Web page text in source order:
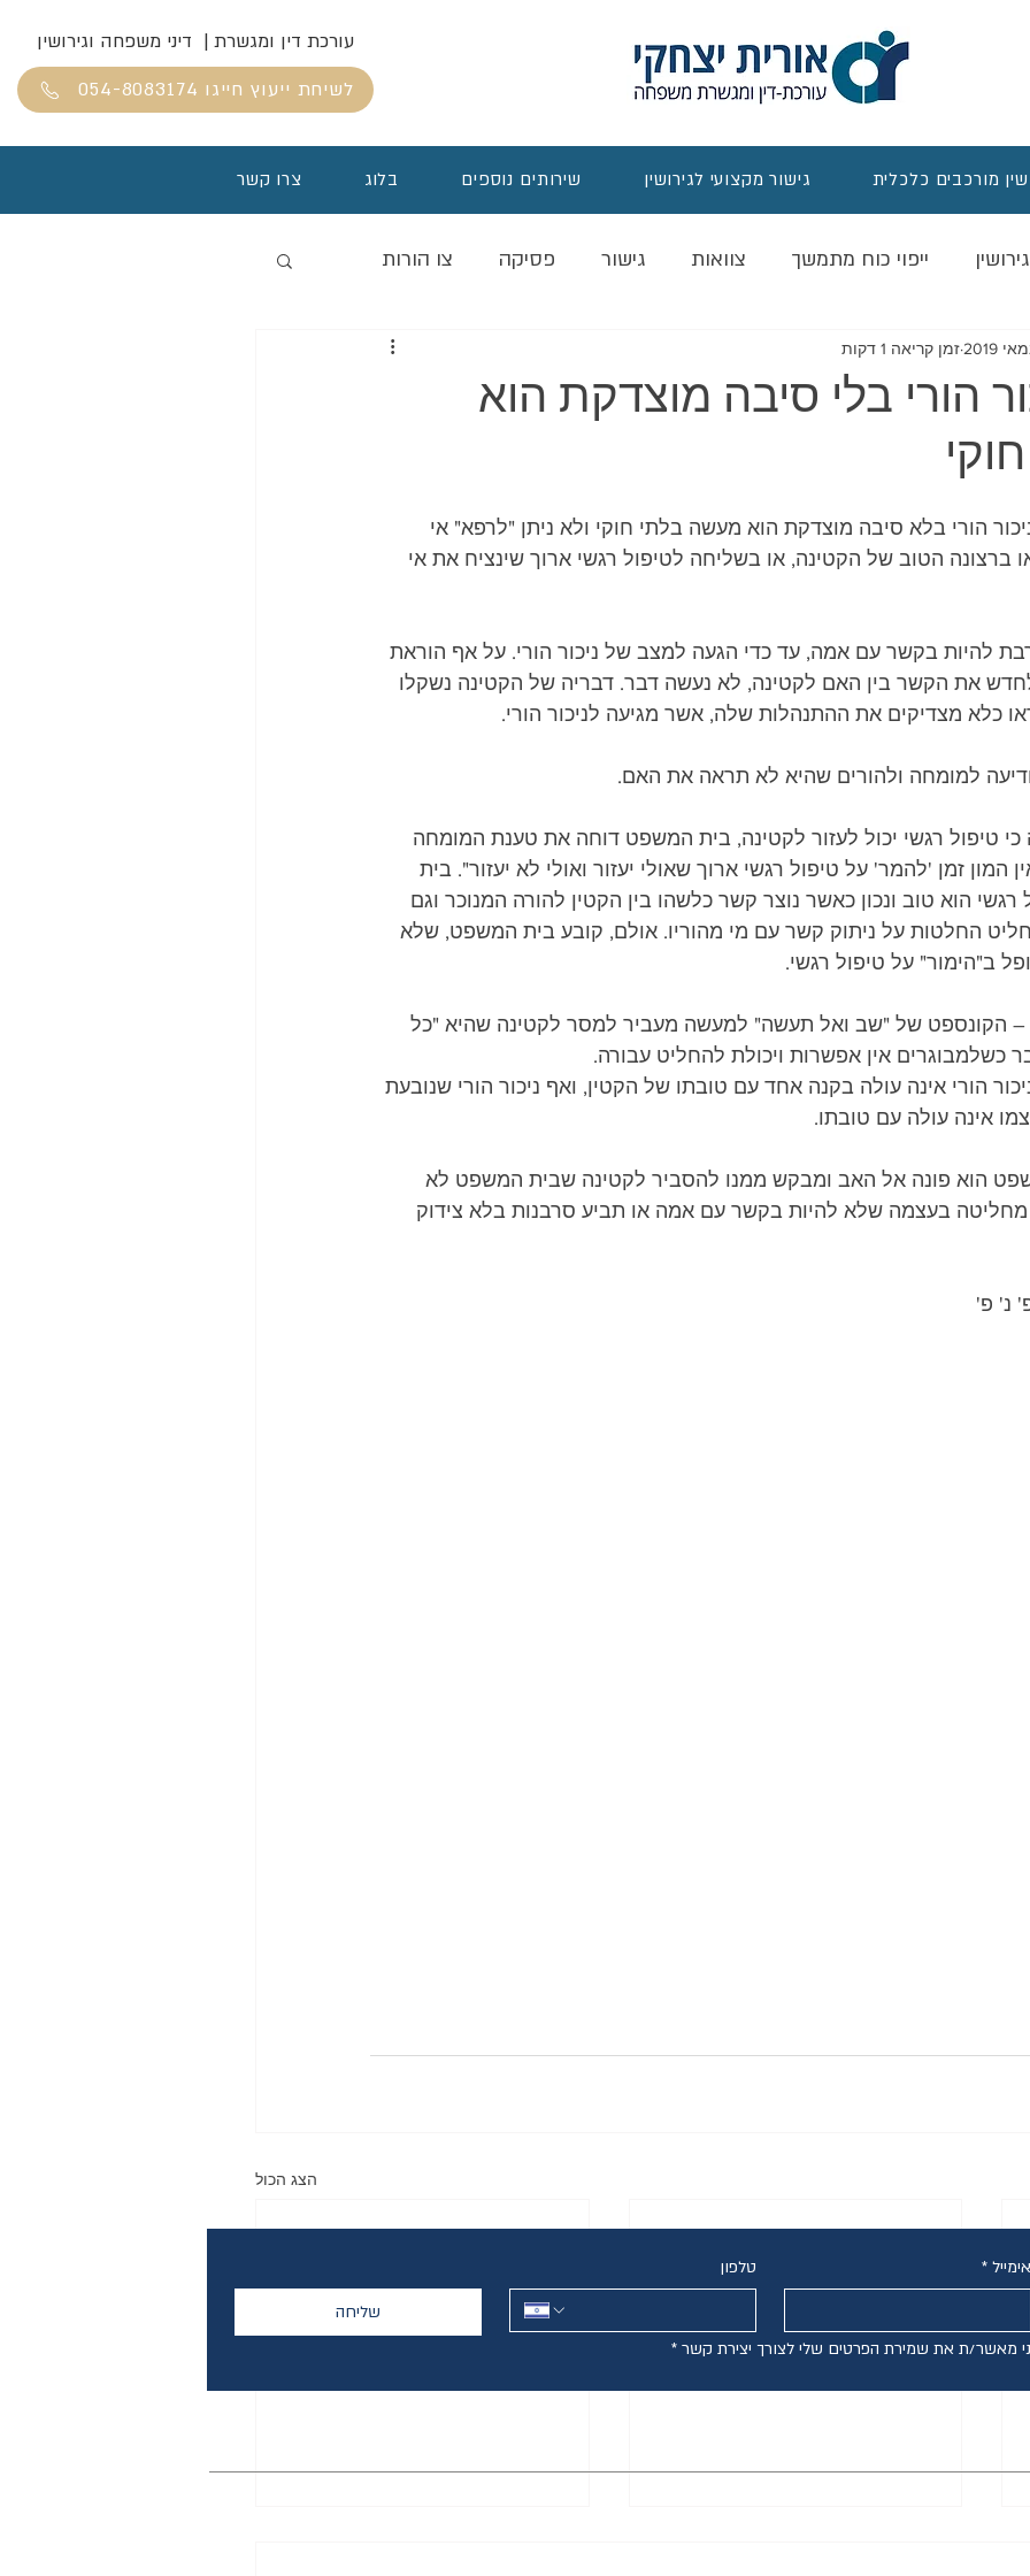
עורכת דין ומגשרת | דיני משפחה וגירושין
לשיחת ייעוץ חייגו 054-8083174
צרו קשר בלוג שירותים נוספים גישור מקצועי לגירושין מורכבים כלכלית
גירושין ייפוי כוח מתמשך צוואות גישור פסיקה צו הורות
ממון להט"ב
הורי בלי סיבה מוצדקת הוא
זמן קריאה 1 דקות
הורי בלא סיבה מוצדקת הוא מעשה בלתי חוקי ולא ניתן "לרפא" אי
ברצונה הטוב של הקטינה, או בשליחה לטיפול רגשי ארוך שינציח את אי
להיות בקשר עם אמה, עד כדי הגעה למצב של ניכור הורי. על אף הוראת
את הקשר בין האם לקטינה, לא נעשה דבר. דבריה של הקטינה נשקלו
כלא מצדיקים את ההתנהלות שלה, אשר מגיעה לניכור הורי.
למומחה ולהורים שהיא לא תראה את האם.
טיפול רגשי יכול לעזור לקטינה, בית המשפט דוחה את טענת המומחה
המון זמן 'להמר' על טיפול רגשי ארוך שאולי יעזור ואולי לא יעזור". בית
רגשי הוא טוב ונכון כאשר נוצר קשר כלשהו בין הקטין להורה המנוכר וגם
החלטות על ניתוק קשר עם מי מהוריו. אולם, קובע בית המשפט, שלא
ב"הימור" על טיפול רגשי.
– הקונספט של "שב ואל תעשה" למעשה מעביר למסר לקטינה שהיא "כל
כשלמבוגרים אין אפשרות ויכולת להחליט עבורה.
הורי אינה עולה בקנה אחד עם טובתו של הקטין, ואף ניכור הורי שנובעת
אינה עולה עם טובתו.
הוא פונה אל האב ומבקש ממנו להסביר לקטינה שבית המשפט לא
בעצמה שלא להיות בקשר עם אמה או תביע סרבנות בלא צידוק
הצג הכול
אימייל * טלפון
שליחה
מאשר/ת את שמירת הפרטים שלי לצורך יצירת קשר *